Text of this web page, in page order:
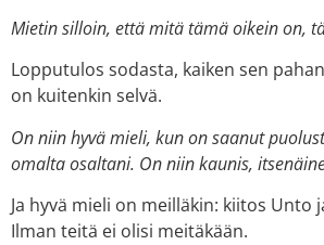
Mietin silloin, että mitä tämä oikein on,
Lopputulos sodasta, kaiken sen
on kuitenkin selvä.
On niin hyvä mieli, kun on saanut
omalta osaltani. On niin kaunis,
Ja hyvä mieli on meilläkin: kiitos Unto
Ilman teitä ei olisi meitäkään.